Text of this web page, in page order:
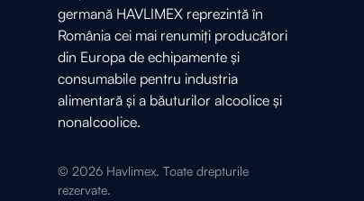
germană HAVLIMEX reprezintă în
România cei mai renumiți producători
din Europa de echipamente și
consumabile pentru industria
alimentară și a băuturilor alcoolice și
nonalcoolice.
© 2026 Havlimex. Toate drepturile
rezervate.